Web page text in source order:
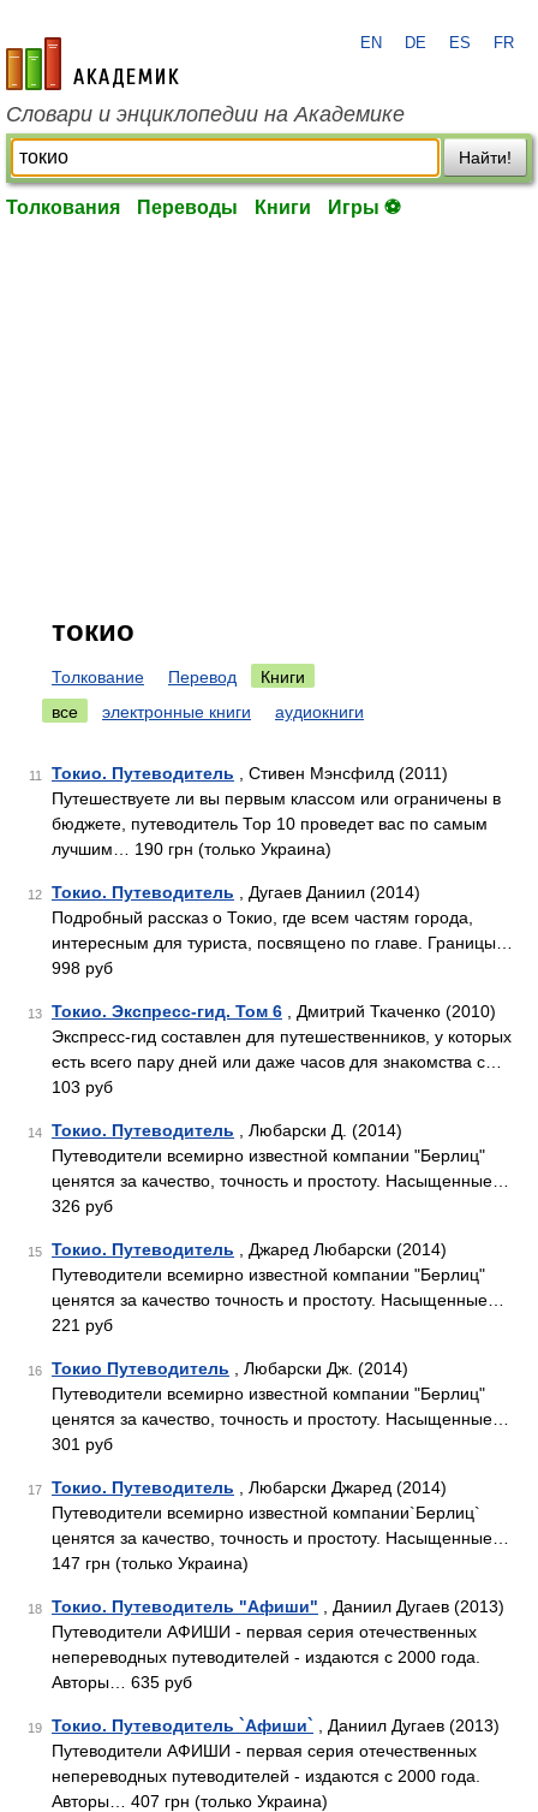
academic.ru
EN DE ES FR
Словари и энциклопедии на Академике
Найти!
Толкования Переводы Книги Игры ⚽
токио
Толкование Перевод
Книги
все
электронные книги аудиокниги
11 Токио. Путеводитель , Стивен Мэнсфилд (2011)
Путешествуете ли вы первым классом или ограничены в
бюджете, путеводитель Тор 10 проведет вас по самым
лучшим… 190 грн (только Украина)
12 Токио. Путеводитель , Дугаев Даниил (2014)
Подробный рассказ о Токио, где всем частям города,
интересным для туриста, посвящено по главе. Границы…
998 руб
13 Токио. Экспресс-гид. Том 6 , Дмитрий Ткаченко (2010)
Экспресс-гид составлен для путешественников, у которых
есть всего пару дней или даже часов для знакомства с…
103 руб
14 Токио. Путеводитель , Любарски Д. (2014)
Путеводители всемирно известной компании "Берлиц"
ценятся за качество, точность и простоту. Насыщенные…
326 руб
15 Токио. Путеводитель , Джаред Любарски (2014)
Путеводители всемирно известной компании "Берлиц"
ценятся за качество точность и простоту. Насыщенные…
221 руб
16 Токио Путеводитель , Любарски Дж. (2014)
Путеводители всемирно известной компании "Берлиц"
ценятся за качество, точность и простоту. Насыщенные…
301 руб
17 Токио. Путеводитель , Любарски Джаред (2014)
Путеводители всемирно известной компании`Берлиц`
ценятся за качество, точность и простоту. Насыщенные…
147 грн (только Украина)
18 Токио. Путеводитель "Афиши" , Даниил Дугаев (2013)
Путеводители АФИШИ - первая серия отечественных
непереводных путеводителей - издаются с 2000 года.
Авторы… 635 руб
19 Токио. Путеводитель `Афиши` , Даниил Дугаев (2013)
Путеводители АФИШИ - первая серия отечественных
непереводных путеводителей - издаются с 2000 года.
Авторы… 407 грн (только Украина)